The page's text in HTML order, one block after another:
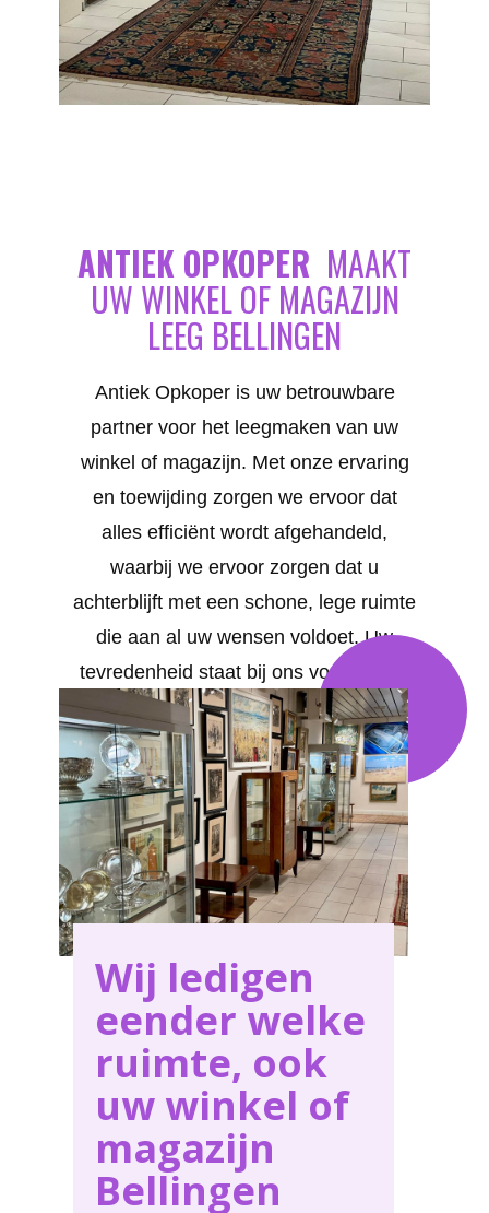
ANTIEK OPKOPER MAAKT
UW WINKEL OF MAGAZIJN
LEEG BELLINGEN
Antiek Opkoper is uw betrouwbare
partner voor het leegmaken van uw
winkel of magazijn. Met onze ervaring
en toewijding zorgen we ervoor dat
alles efficiënt wordt afgehandeld,
waarbij we ervoor zorgen dat u
achterblijft met een schone, lege ruimte
die aan al uw wensen voldoet. Uw
tevredenheid staat bij ons voorop. We
bieden op maat gemaakte oplossingen
voor al uw behoeften in Bellingen .
Wij ledigen
eender welke
ruimte, ook
uw winkel of
magazijn
Bellingen